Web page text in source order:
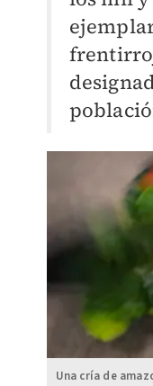
Una cría de